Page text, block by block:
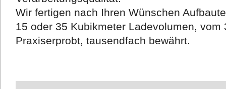
Wir fertigen nach Ihren Wünschen
15 oder 35 Kubikmeter Ladevolumen, vom
Praxiserprobt, tausendfach bewährt.